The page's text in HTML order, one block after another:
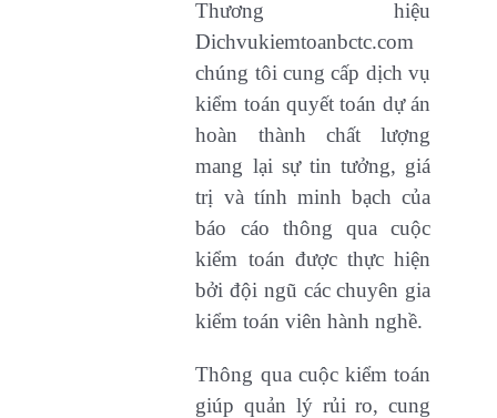
Thương hiệu
Dichvukiemtoanbctc.com
chúng tôi cung cấp dịch vụ
kiểm toán quyết toán dự án
hoàn thành chất lượng
mang lại sự tin tưởng, giá
trị và tính minh bạch của
báo cáo thông qua cuộc
kiểm toán được thực hiện
bởi đội ngũ các chuyên gia
kiểm toán viên hành nghề.
Thông qua cuộc kiểm toán
giúp quản lý rủi ro, cung